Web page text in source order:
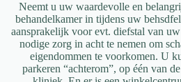
Neemt u uw waardevolle en
behandelkamer in tijdens uw
aansprakelijk voor evt. diefstal van uw
nodige zorg in acht te nemen om
eigendommen te voorkomen. U
parkeren “achterom”, op één van